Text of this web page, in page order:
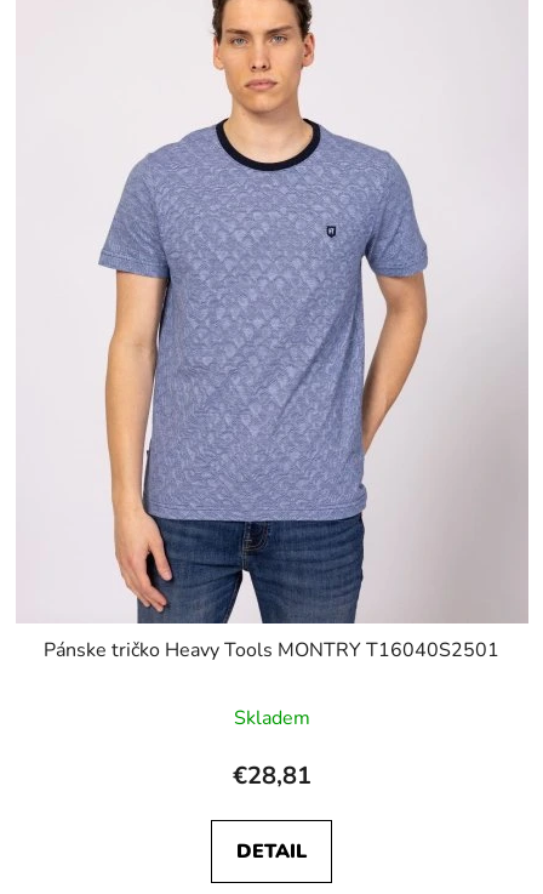
Pánske tričko Heavy Tools MONTRY T16040S2501
Skladem
€28,81
DETAIL